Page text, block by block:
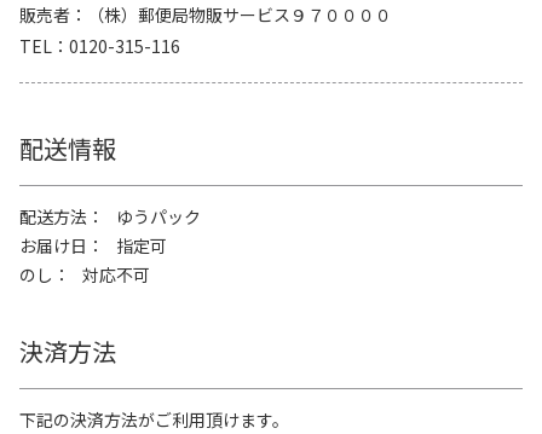
販売者
（株）郵便局物販サービス９７００００
TEL
0120-315-116
配送情報
配送方法
ゆうパック
お届け日
指定可
のし
対応不可
決済方法
下記の決済方法がご利用頂けます。